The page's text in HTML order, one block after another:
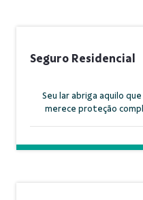
Seguro Residencial
Seu lar abriga aquilo
merece proteção